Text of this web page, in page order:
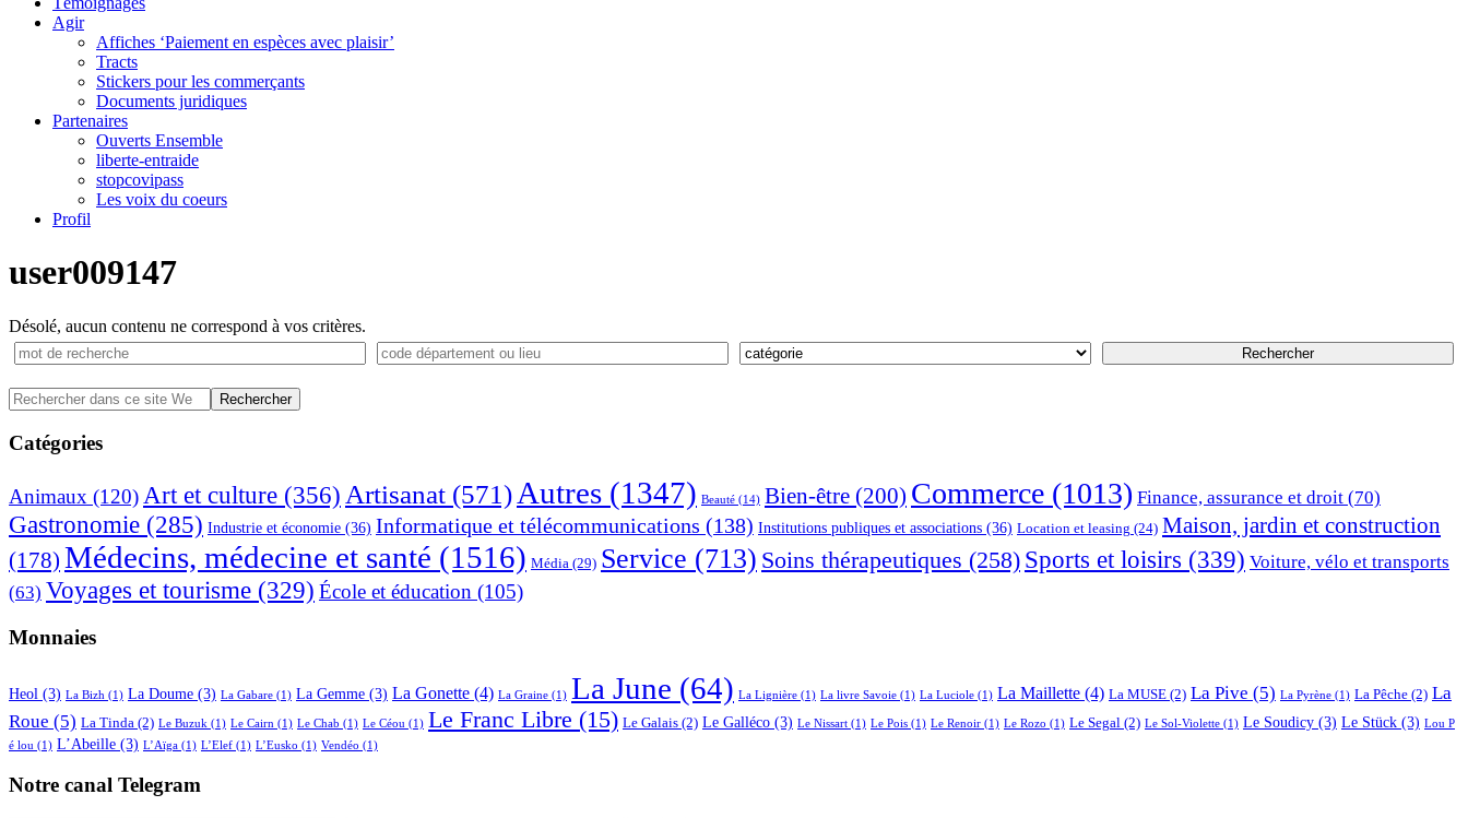
Agir
Affiches ‘Paiement en espèces avec plaisir’
Tracts
Stickers pour les commerçants
Documents juridiques
Partenaires
Ouverts Ensemble
liberte-entraide
stopcovipass
Les voix du coeurs
Profil
user009147
Désolé, aucun contenu ne correspond à vos critères.
Barre
latérale
principale
Rechercher
dans
ce
site
Catégories
Animaux (120)Art et culture (356) Artisanat (571) Autres (1347) Beauté (14) Bien-être (200) Commerce (1013) Finance, assurance et droit (70)
Gastronomie (285) Industrie et économie (36) Informatique et télécommunications (138) Institutions publiques et associations (36) Location et leasing (24) Maison, jardin et construction
(178) Médecins, médecine et santé (1516) Média (29) Service (713) Soins thérapeutiques (258) Sports et loisirs (339) Voiture, vélo et transports
(63) Voyages et tourisme (329) École et éducation (105)
Monnaies
Heol (3) La Bizh (1) La Doume (3) La Gabare (1) La Gemme (3) La Gonette (4) La Graine (1) La June (64) La Lignière (1) La livre Savoie (1) La Luciole (1) La Maillette (4) La MUSE (2) La Pive (5) La Pyrène (1) La Pêche (2) La
Roue (5) La Tinda (2) Le Buzuk (1) Le Cairn (1) Le Chab (1) Le Céou (1) Le Franc Libre (15) Le Galais (2) Le Galléco (3) Le Nissart (1) Le Pois (1) Le Renoir (1) Le Rozo (1) Le Segal (2) Le Sol-Violette (1) Le Soudicy (3) Le Stück (3) Lou P
é lou (1) L’Abeille (3) L’Aïga (1) L’Elef (1) L’Eusko (1) Vendéo (1)
Notre canal Telegram